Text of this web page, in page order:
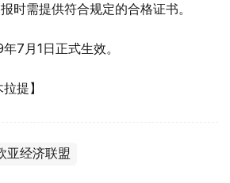
时需提供符合规定的合格证书。
7月1日正式生效。
提】
亚经济联盟